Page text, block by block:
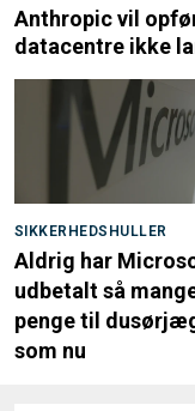
Anthropic vil
datacentre ikke
SIKKERHEDSHULLER
Aldrig har
udbetalt så
penge til
som nu